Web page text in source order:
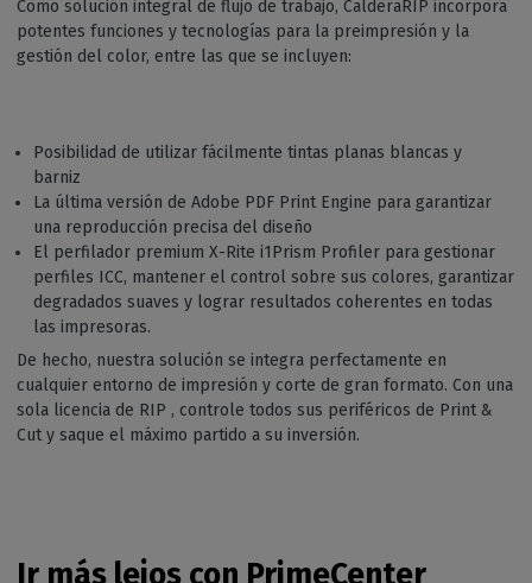
Como solución integral de flujo de trabajo, CalderaRIP incorpora
potentes funciones y tecnologías para la preimpresión y la
gestión del color, entre las que se incluyen:
Posibilidad de utilizar fácilmente tintas planas blancas y
barniz
La última versión de Adobe PDF Print Engine para garantizar
una reproducción precisa del diseño
El perfilador premium X-Rite i1Prism Profiler para gestionar
perfiles ICC, mantener el control sobre sus colores, garantizar
degradados suaves y lograr resultados coherentes en todas
las impresoras.
De hecho, nuestra solución se integra perfectamente en
cualquier entorno de impresión y corte de gran formato. Con una
sola licencia de RIP , controle todos sus periféricos de Print &
Cut y saque el máximo partido a su inversión.
Ir más lejos con PrimeCenter